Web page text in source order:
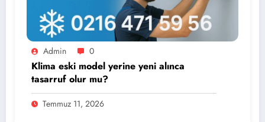
Admin 0
Klima eski model yerine yeni alınca
tasarruf olur mu?
Temmuz 11, 2026